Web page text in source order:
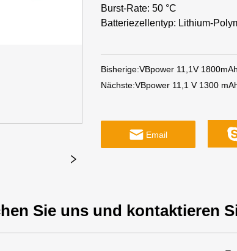
Burst-Rate: 50 °C
Batteriezellentyp: Lithium-
Bisherige:VBpower 11,1V
Nächste:VBpower 11,1 V 1300
Email
Sie uns und kontaktieren